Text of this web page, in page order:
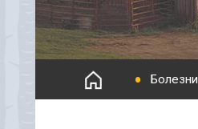
Болезни